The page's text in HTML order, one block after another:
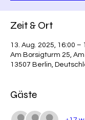
Zeit & Ort
13. Aug. 2025, 16:00 –
Am Borsigturm 25,
13507 Berlin,
Gäste